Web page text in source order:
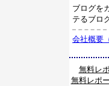
ブログを
テるブロ
会社概要
無料レ
無料レポ